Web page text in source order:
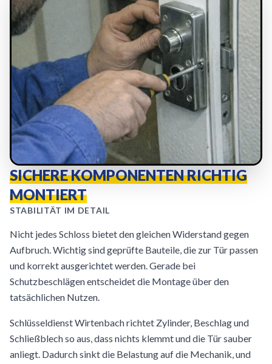
SICHERE KOMPONENTEN RICHTIG
MONTIERT
STABILITÄT IM DETAIL
Nicht jedes Schloss bietet den gleichen Widerstand gegen
Aufbruch. Wichtig sind geprüfte Bauteile, die zur Tür passen
und korrekt ausgerichtet werden. Gerade bei
Schutzbeschlägen entscheidet die Montage über den
tatsächlichen Nutzen.
Schlüsseldienst Wirtenbach richtet Zylinder, Beschlag und
Schließblech so aus, dass nichts klemmt und die Tür sauber
anliegt. Dadurch sinkt die Belastung auf die Mechanik, und